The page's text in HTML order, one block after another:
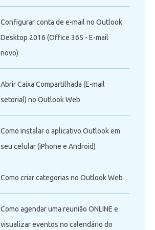
Configurar conta de e-mail no Outlook
Desktop 2016 (Office 365 - E-mail
novo)
Abrir Caixa Compartilhada (E-mail
setorial) no Outlook Web
Como instalar o aplicativo Outlook em
seu celular (iPhone e Android)
Como criar categorias no Outlook Web
Como agendar uma reunião ONLINE e
visualizar eventos no calendário do